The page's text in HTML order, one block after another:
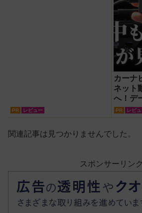
PR レビュー
カーナ
ネット
へ！デ
『
PR レビ
関連記事は見つかりませんでした。
スポンサーリンク